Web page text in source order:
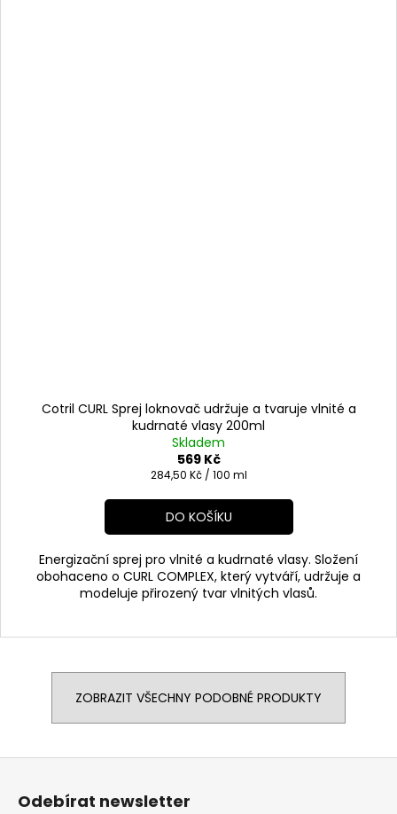
Cotril CURL Sprej loknovač udržuje a tvaruje vlnité a
kudrnaté vlasy 200ml
Skladem
569 Kč
Měrná
284,50 Kč / 100 ml
DO KOŠÍKU
Energizační sprej pro vlnité a kudrnaté vlasy. Složení
obohaceno o CURL COMPLEX, který vytváří, udržuje a
modeluje přirozený tvar vlnitých vlasů.
ZOBRAZIT VŠECHNY PODOBNÉ PRODUKTY
Z
Odebírat newsletter